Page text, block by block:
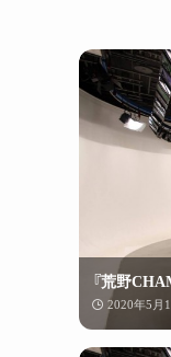
『荒野
2020年5月